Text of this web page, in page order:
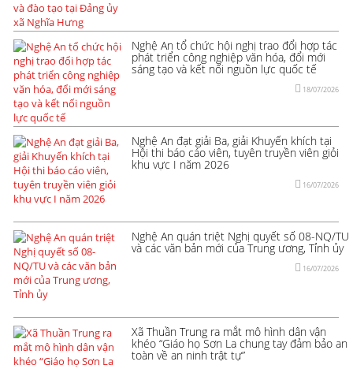
Nghệ An tổ chức hội nghị trao đổi hợp tác
phát triển công nghiệp văn hóa, đổi mới
sáng tạo và kết nối nguồn lực quốc tế
18/07/2026
Nghệ An đạt giải Ba, giải Khuyến khích tại
Hội thi báo cáo viên, tuyên truyền viên giỏi
khu vực I năm 2026
16/07/2026
Nghệ An quán triệt Nghị quyết số 08-NQ/TU
và các văn bản mới của Trung ương, Tỉnh ủy
16/07/2026
Xã Thuần Trung ra mắt mô hình dân vận
khéo “Giáo họ Sơn La chung tay đảm bảo an
toàn về an ninh trật tự”